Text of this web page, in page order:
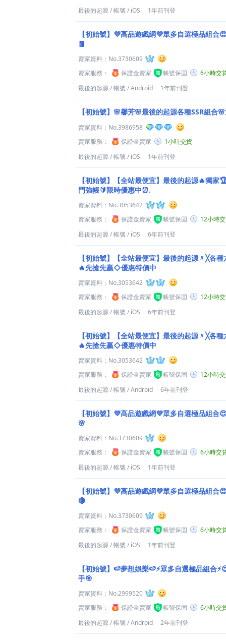
最後的起源/帳號/ iOS 1年前刊登
【初始號】💜高品遊戲網💜眾多自選極品組合
🧧
賣家資料： No.3730609
賣家服務：
保證金賣家 帳號保固
6小時交
最後的起源/帳號/Android 1年前刊登
【初始號】🌸馨芳🌸最後的起源各種SSR組合
賣家資料： No.3986958
賣家服務：
保證金賣家
1小時交貨
最後的起源/帳號/ iOS 1年前刊登
【初始號】【全站最便宜】最後的起源🔥獨家
門強帳🔰限時優惠中⏰.
賣家資料： No.3053642
賣家服務：
保證金賣家 帳號保固
12小時
最後的起源/帳號/ iOS 6年前刊登
【初始號】【全站最便宜】最後的起源〃╳各
🔥先搶先贏◇優惠特價中
賣家資料： No.3053642
賣家服務：
保證金賣家 帳號保固
12小時
最後的起源/帳號/ iOS 6年前刊登
【初始號】【全站最便宜】最後的起源〃╳各
🔥先搶先贏◇優惠特價中
賣家資料： No.3053642
賣家服務：
保證金賣家 帳號保固
12小時
最後的起源/帳號/Android 6年前刊登
【初始號】💜高品遊戲網💜眾多自選極品組合
🌸
賣家資料： No.3730609
賣家服務：
保證金賣家 帳號保固
6小時交
最後的起源/帳號/ iOS 1年前刊登
【初始號】💜高品遊戲網💜眾多自選極品組合
🔴
賣家資料： No.3730609
賣家服務：
保證金賣家 帳號保固
6小時交
最後的起源/帳號/ iOS 1年前刊登
【初始號】🍉夢想娛樂🍉⚡眾多自選極品組合
手🎯
賣家資料： No.2999520
賣家服務：
保證金賣家 帳號保固
6小時交
最後的起源/帳號/Android 2年前刊登